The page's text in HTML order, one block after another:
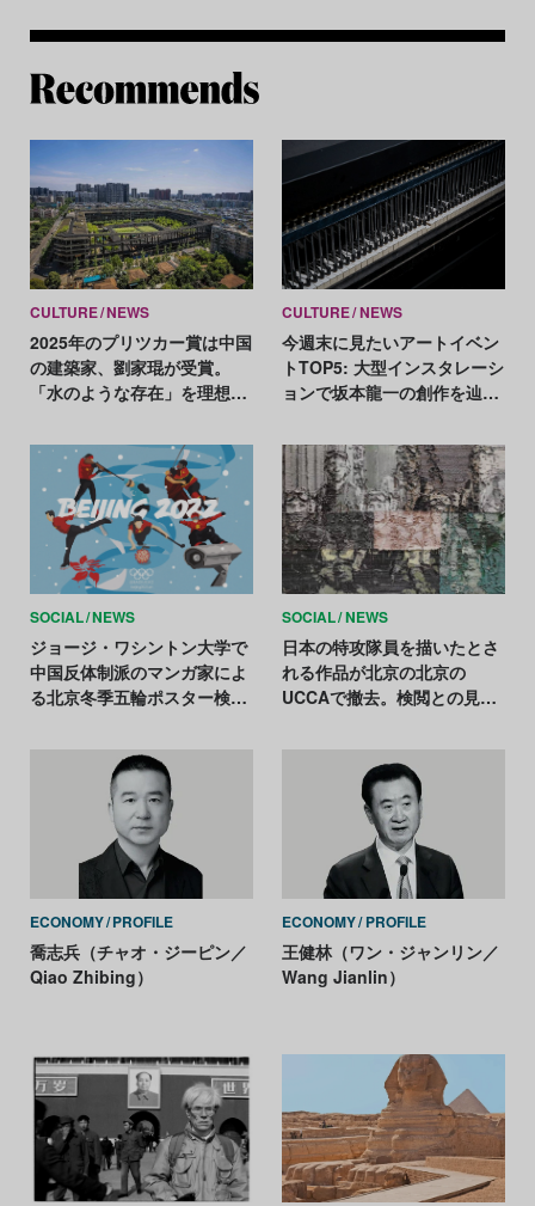
CULTURE NEWS
2025年のプリツカー賞は中国
の建築家、劉家琨が受賞。
「水のような存在」を理想
CULTURE NEWS
今週末に見たいアートイベン
トTOP5: 大型インスタレーシ
ョンで坂本龍一の創作を辿
開催！
SOCIAL NEWS
ジョージ・ワシントン大学で
中国反体制派のマンガ家によ
る北京冬季五輪ポスター検閲
SOCIAL NEWS
日本の特攻隊員を描いたとさ
れる作品が北京の北京の
UCCAで撤去。検閲との見方
ECONOMY PROFILE
喬志兵（チャオ・ジーピン／
Qiao Zhibing）
ECONOMY PROFILE
王健林（ワン・ジャンリン／
Wang Jianlin）